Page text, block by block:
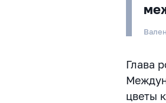
Глава
цветы